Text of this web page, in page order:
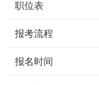
职位表
报考流程
报名时间